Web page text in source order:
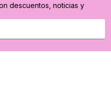
descuentos, noticias y